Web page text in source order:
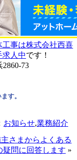
工事は株式会社西喜
人中です！
73
す。
お知らせ,業務紹介
主さまからよくある
疑問に回答します »